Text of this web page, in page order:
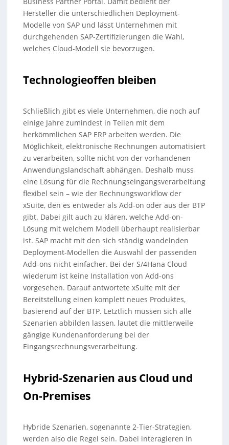
Hersteller die unterschiedlichen Deployment-
Modelle von SAP und lässt Unternehmen mit
durchgehenden SAP-Zertifizierungen die Wahl,
welches Cloud-Modell sie bevorzugen.
Technologieoffen bleiben
Schließlich gibt es viele Unternehmen, die noch auf
einige Jahre zumindest in Teilen mit dem
herkömmlichen SAP ERP arbeiten werden. Die
Möglichkeit, elektronische Rechnungen automatisiert
zu verarbeiten, sollte nicht von der vorhandenen
Anwendungslandschaft abhängen. Deshalb muss
eine Lösung für die Rechnungseingangsverarbeitung
flexibel sein – wie der Rechnungsworkflow der
xSuite, den es entweder als Add-on oder aus der BTP
gibt. Dabei gilt auch zu klären, welche Add-on-
Lösung mit welchem Modell überhaupt realisierbar
ist. SAP macht mit den sich ständig wandelnden
Deployment-Modellen die Auswahl der passenden
Add-ons nicht einfacher. Bei der S/4Hana Cloud
wiederum ist keine Installation von Add-ons
vorgesehen. Darauf antwortete xSuite mit der
Bereitstellung einen komplett neues Produktes,
basierend auf der BTP. Letztlich müssen sich alle
Szenarien abbilden lassen, lautet die mittlerweile
gängige Kundenanforderung bei der
Eingangsrechnungsverarbeitung.
Hybrid-Szenarien aus Cloud und
On-Premises
Hybride Szenarien, sogenannte 2-Tier-Strategien,
werden also die Regel sein. Dabei interagieren in